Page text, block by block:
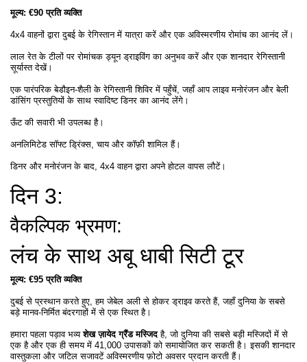
मूल्य: €90 प्रति व्यक्ति
4x4 वाहनों द्वारा दुबई के रेगिस्तान में यात्रा करें और एक अविस्मरणीय रोमांच का आनंद लें।
लाल रेत के टीलों पर रोमांचक ड्यून ड्राइविंग का अनुभव करें और एक शानदार रेगिस्तानी
सूर्यास्त देखें।
एक पारंपरिक बेडौइन-शैली के रेगिस्तानी शिविर में पहुँचें, जहाँ आप लाइव मनोरंजन और बेली
डांसिंग प्रस्तुतियों के साथ स्वादिष्ट डिनर का आनंद लेंगे।
ऊँट की सवारी भी उपलब्ध है।
अनलिमिटेड सॉफ्ट ड्रिंक्स, चाय और कॉफ़ी शामिल हैं।
डिनर और मनोरंजन के बाद, 4x4 वाहन द्वारा अपने होटल वापस लौटें।
दिन 3:
वैकल्पिक भ्रमण:
लंच के साथ अबू धाबी सिटी टूर
मूल्य: €95 प्रति व्यक्ति
दुबई से प्रस्थान करते हुए, हम जेबेल अली से होकर ड्राइव करते हैं, जहाँ दुनिया के सबसे
बड़े मानव-निर्मित बंदरगाहों में से एक स्थित है।
हमारा पहला पड़ाव भव्यशेख ज़ायेद ग्रैंड मस्जिदहै, जो दुनिया की सबसे बड़ी मस्जिदों में से
एक है और एक ही समय में 41,000 उपासकों को समायोजित कर सकती है। इसकी शानदार
वास्तुकला और जटिल सजावटें अविस्मरणीय फ़ोटो अवसर प्रदान करती हैं।